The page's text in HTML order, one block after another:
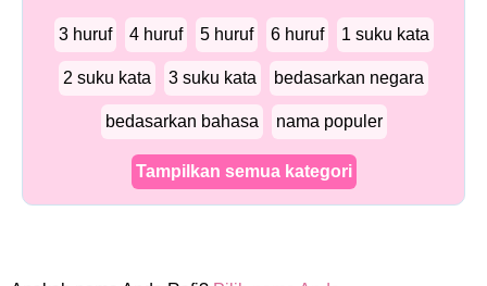
3 huruf 4 huruf 5 huruf 6 huruf 1 suku kata
2 suku kata 3 suku kata bedasarkan negara
bedasarkan bahasa nama populer
Tampilkan semua kategori